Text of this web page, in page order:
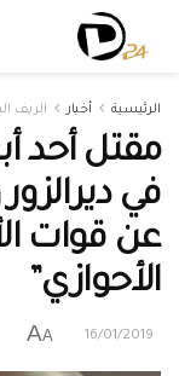
الرئيسية أخبار الريف
مقتل أحد
في
عن قوات
الأحوازي”
16/01/2019
A
A